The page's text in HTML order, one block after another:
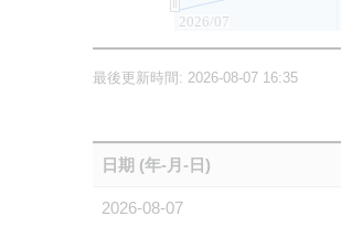
2026/07
最後更新時間: 2026-08-07 16:35
日期 (年-月-日)
2026-08-07